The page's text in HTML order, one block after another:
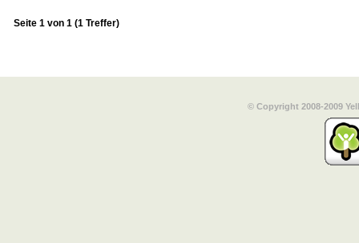
Seite 1 von 1 (1 Treffer)
© Copyright 2008-2009